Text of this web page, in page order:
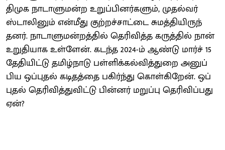
திமுக நாடாளு​மன்ற உறுப்​பினர்​களும், முதல்வர்
ஸ்டா​லினும் என்​மீது குற்​றச்​சாட்டை சுமத்​தி​யிருந்​
தனர். நாடாளு​மன்​றத்​தில் தெரி​வித்த கருத்​தில் நான்
உறு​தி​யாக உள்​ளேன். கடந்த 2024-ம்​ ஆண்டு மார்ச் 15
தேதி​யிட்டு தமிழ்​நாடு பள்​ளிக்​கல்​வித்​துறை அனுப்​
பிய ஒப்​புதல் கடிதத்தை பகிர்ந்து கொள்​கிறேன். ஒப்​
புதல் தெரி​வித்​து​விட்டு பின்​னர் மறுப்பு தெரி​விப்​பது
ஏன்?